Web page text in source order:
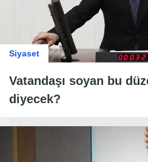
Siyaset
Vatandaşı soyan bu
diyecek?